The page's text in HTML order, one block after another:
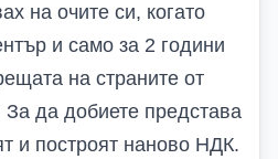
на очите си, когато
и само за 2 години
на страните от
За да добиете представа
и построят наново НДК.